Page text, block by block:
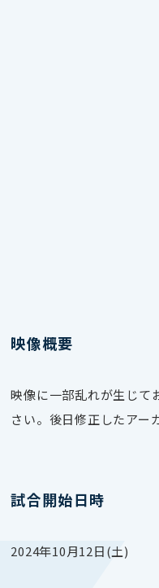
映像概要
映像に一部乱れが生じて
さい。後日修正したアー
試合開始日時
2024年10月12日(土)